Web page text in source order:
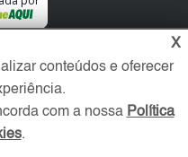
X
conteúdos e oferecer
com a nossa Política
.